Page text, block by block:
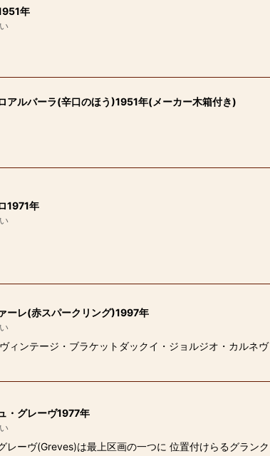
年
アルバーラ(辛口のほう)1951年(メーカー木箱付き)
1971年
ーレ(赤スパークリング)1997年
テージ・ブラケットダックイ・ジョルジオ・カルネヴ
・グレーヴ1977年
レーヴ(Greves)は最上区画の一つに 位置付けらるグラン